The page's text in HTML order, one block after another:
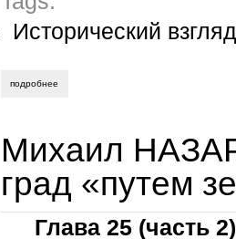
Исторический взгляд
подробнее
Михаил
град «путем
Глава 25 (часть